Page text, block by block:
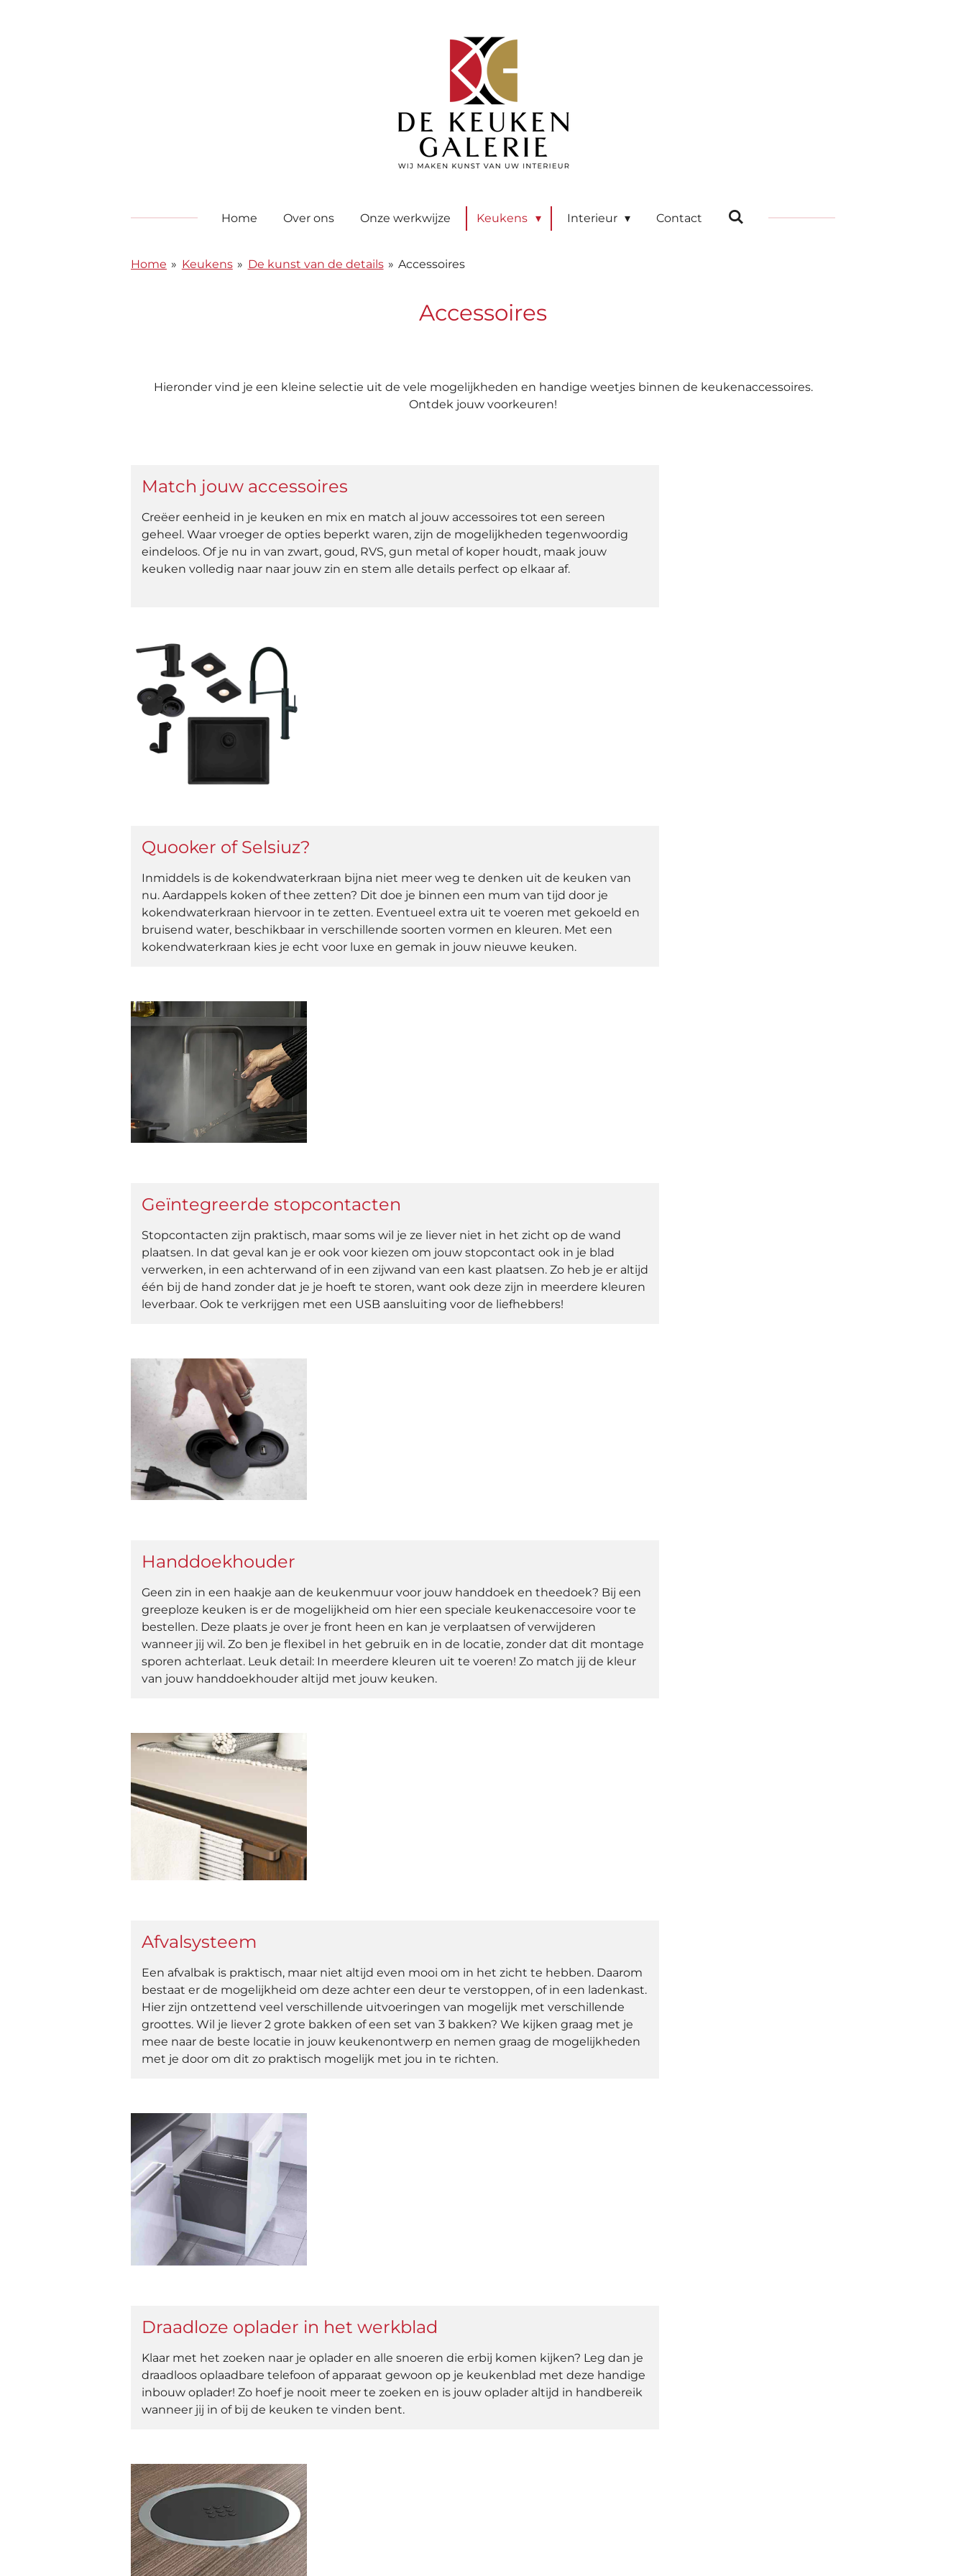
Home Over ons Onze werkwijze Keukens Interieur Contact
Home » Keukens » De kunst van de details » Accessoires
Accessoires
Hieronder vind je een kleine selectie uit de vele mogelijkheden en handige weetjes binnen de keukenaccessoires.
Ontdek jouw voorkeuren!
Match jouw accessoires
Creëer eenheid in je keuken en mix en match al jouw accessoires tot een sereen
geheel. Waar vroeger de opties beperkt waren, zijn de mogelijkheden tegenwoordig
eindeloos. Of je nu in van zwart, goud, RVS, gun metal of koper houdt, maak jouw
keuken volledig naar naar jouw zin en stem alle details perfect op elkaar af.
Quooker of Selsiuz?
Inmiddels is de kokendwaterkraan bijna niet meer weg te denken uit de keuken van
nu. Aardappels koken of thee zetten? Dit doe je binnen een mum van tijd door je
kokendwaterkraan hiervoor in te zetten. Eventueel extra uit te voeren met gekoeld en
bruisend water, beschikbaar in verschillende soorten vormen en kleuren. Met een
kokendwaterkraan kies je echt voor luxe en gemak in jouw nieuwe keuken.
Geïntegreerde stopcontacten
Stopcontacten zijn praktisch, maar soms wil je ze liever niet in het zicht op de wand
plaatsen. In dat geval kan je er ook voor kiezen om jouw stopcontact ook in je blad
verwerken, in een achterwand of in een zijwand van een kast plaatsen. Zo heb je er altijd
één bij de hand zonder dat je je hoeft te storen, want ook deze zijn in meerdere kleuren
leverbaar. Ook te verkrijgen met een USB aansluiting voor de liefhebbers!
Handdoekhouder
Geen zin in een haakje aan de keukenmuur voor jouw handdoek en theedoek? Bij een
greeploze keuken is er de mogelijkheid om hier een speciale keukenaccesoire voor te
bestellen. Deze plaats je over je front heen en kan je verplaatsen of verwijderen
wanneer jij wil. Zo ben je flexibel in het gebruik en in de locatie, zonder dat dit montage
sporen achterlaat. Leuk detail: In meerdere kleuren uit te voeren! Zo match jij de kleur
van jouw handdoekhouder altijd met jouw keuken.
Afvalsysteem
Een afvalbak is praktisch, maar niet altijd even mooi om in het zicht te hebben. Daarom
bestaat er de mogelijkheid om deze achter een deur te verstoppen, of in een ladenkast.
Hier zijn ontzettend veel verschillende uitvoeringen van mogelijk met verschillende
groottes. Wil je liever 2 grote bakken of een set van 3 bakken? We kijken graag met je
mee naar de beste locatie in jouw keukenontwerp en nemen graag de mogelijkheden
met je door om dit zo praktisch mogelijk met jou in te richten.
Draadloze oplader in het werkblad
Klaar met het zoeken naar je oplader en alle snoeren die erbij komen kijken? Leg dan je
draadloos oplaadbare telefoon of apparaat gewoon op je keukenblad met deze handige
inbouw oplader! Zo hoef je nooit meer te zoeken en is jouw oplader altijd in handbereik
wanneer jij in of bij de keuken te vinden bent.